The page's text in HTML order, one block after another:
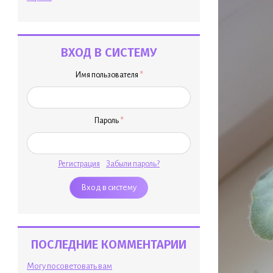
ВХОД В СИСТЕМУ
Имя пользователя *
Пароль *
Регистрация Забыли пароль?
ПОСЛЕДНИЕ КОММЕНТАРИИ
Могу посоветовать вам